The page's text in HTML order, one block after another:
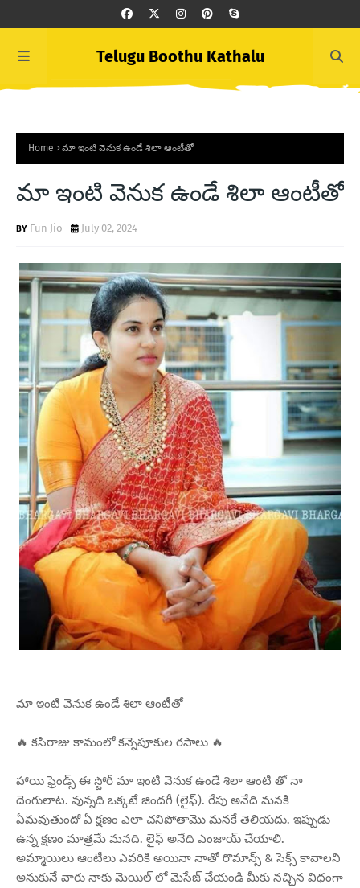
Telugu Boothu Kathalu
Home మా ఇంటి వెనుక ఉండే శిలా ఆంటీతో
మా ఇంటి వెనుక ఉండే శిలా ఆంటీతో
Fun Jio July 02, 2024
మా ఇంటి వెనుక ఉండే శిలా ఆంటీతో
🔥 కసిరాజు కామంలో కన్నెపూకుల రసాలు 🔥
హాయి ఫ్రెండ్స్ ఈ స్టోరీ మా ఇంటి వెనుక ఉండే శిలా ఆంటీ తో నా
దెంగులాట. వున్నది ఒక్కటే జిందగీ (లైఫ్). రేపు అనేది మనకి
ఏమవుతుందో ఏ క్షణం ఎలా చనిపోతామొ మనకే తెలియదు. ఇప్పుడు
ఉన్న క్షణం మాత్రమే మనది. లైఫ్ అనేది ఎంజాయ్ చేయాలి.
అమ్మాయిలు ఆంటీలు ఎవరికి అయినా నాతో రొమాన్స్ & సెక్స్ కావాలని
అనుకునే వారు నాకు మెయిల్ లో మెసేజ్ చేయండి మీకు నచ్చిన విధంగా